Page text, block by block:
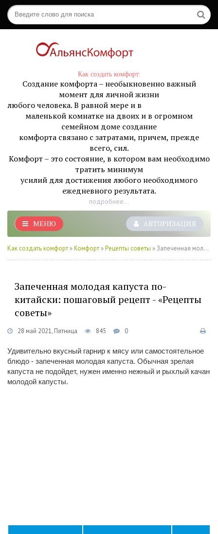
Как создать комфорт:
Создание комфорта – необыкновенно важный
момент для личной жизни
любого человека. В равной мере и в
маленькой комнатке на двоих и в огромном
семейном доме создание
комфорта связано с затратами, причем, прежде
всего, сил.
Комфорт – это состояние, в котором вам необходимо
тратить минимум
усилий для достижения любого необходимого
ежедневного результата.
подробнее...
АВТОРИЗАЦИЯ
МЕНЮ
Как создать комфорт »Комфорт »Рецепты советы » Запеченная молодая капуста по-китайски: пошаговый рецепт - «Рецепты советы»
Запеченная молодая капуста по-
китайски: пошаговый рецепт - «Рецепты
советы»
28 май 2021, Пятница 845 0
Удивительно вкусный гарнир к мясу или самостоятельное
блюдо - запеченная молодая капуста. Обычная зрелая
капуста не подойдет, нужен именно нежный и рыхлый качан
молодой капусты.